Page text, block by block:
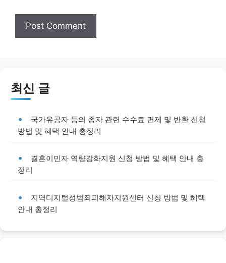
최신 글
국가유공자 등의 종자 관련 수수료 면제 및 반환 신청
방법 및 혜택 안내 총정리
결혼이민자 역량강화지원 신청 방법 및 혜택 안내 총
정리
지역디지털성범죄피해자지원센터 신청 방법 및 혜택
안내 총정리